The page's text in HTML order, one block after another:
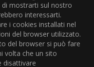
mostrarti sul nostro
interessarti.
i cookies installati nel
del browser utilizzato.
del browser si può fare
volta che un sito
disattivare